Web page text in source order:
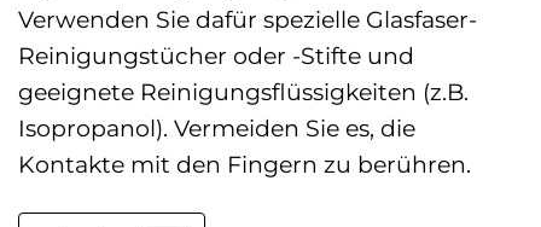
Verwenden Sie dafür spezielle Glasfaser-
Reinigungstücher oder -Stifte und
geeignete Reinigungsflüssigkeiten (z.B.
Isopropanol). Vermeiden Sie es, die
Kontakte mit den Fingern zu berühren.